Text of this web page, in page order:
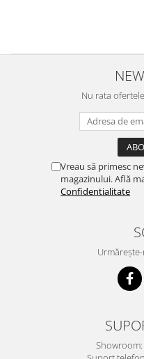
Nu rata
Vreau să primesc
magazinului. Află
Confidentialitate